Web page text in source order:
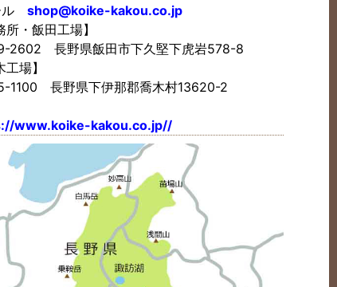
ルshop@koike-kakou.co.jp
所・飯田工場】
2602 長野県飯田市下久堅下虎岩578-8
工場】
1100 長野県下伊那郡喬木村13620-2
www.koike-kakou.co.jp//